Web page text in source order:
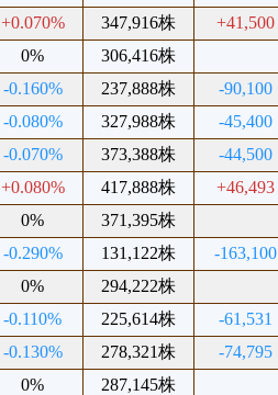
+0.070% 347,916株
+41,500
0% 306,416株
-0.160% 237,888株 -90,100
-0.080% 327,988株
-45,400
-0.070% 373,388株
-44,500
+0.080% 417,888株
+46,493
0% 371,395株
-0.290% 131,122株 -163,100
0%
294,222株
-0.110% 225,614株 -61,531
-0.130% 278,321株 -74,795
0% 287,145株